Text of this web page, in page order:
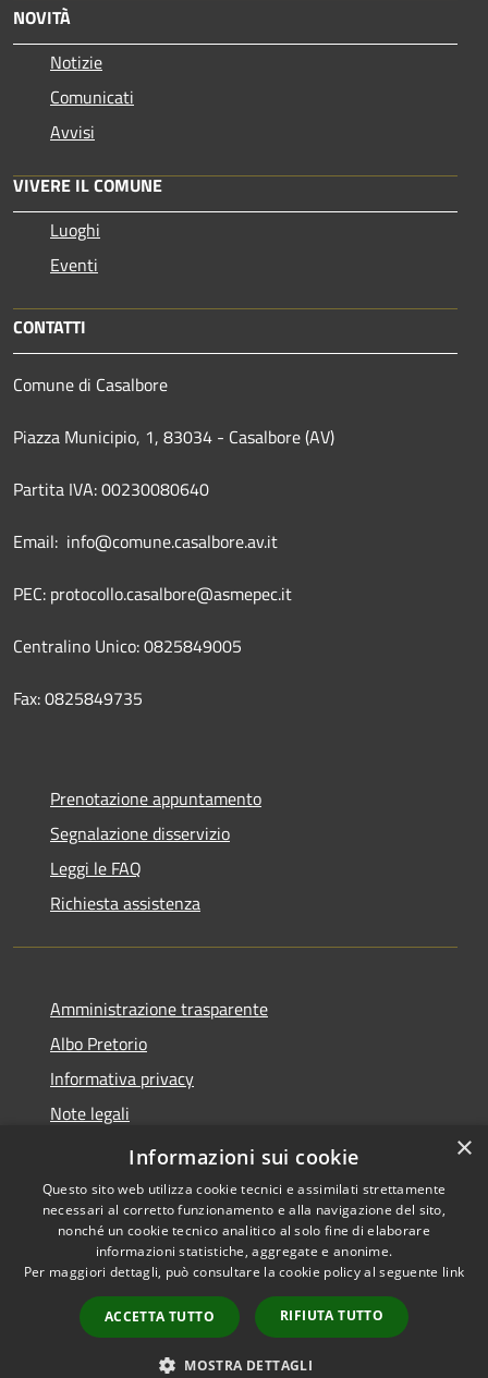
NOVITÀ
Notizie
Comunicati
Avvisi
VIVERE IL COMUNE
Luoghi
Eventi
CONTATTI
Comune di Casalbore
Piazza Municipio, 1, 83034 - Casalbore (AV)
Partita IVA: 00230080640
Email: info@comune.casalbore.av.it
PEC: protocollo.casalbore@asmepec.it
Centralino Unico: 0825849005
Fax: 0825849735
Prenotazione appuntamento
Segnalazione disservizio
Leggi le FAQ
Richiesta assistenza
Amministrazione trasparente
Albo Pretorio
Informativa privacy
Note legali
Dichiarazione di accessibilità
Accessibilità
Copyright © 2026 • Comune di
Casalbore • Powered by
Municipium•
Accesso
redazione
×
Informazioni sui cookie
Questo sito web utilizza cookie tecnici e assimilati strettamente
necessari al corretto funzionamento e alla navigazione del sito,
nonché un cookie tecnico analitico al solo fine di elaborare
informazioni statistiche, aggregate e anonime.
Per maggiori dettagli, può consultare la cookie policy al seguente link
ACCETTA TUTTO RIFIUTA TUTTO
MOSTRA DETTAGLI